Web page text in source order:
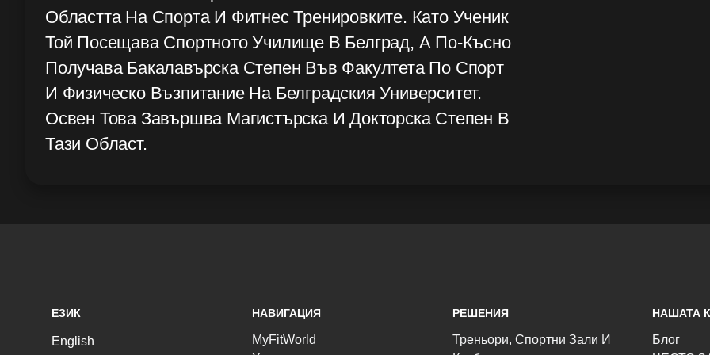
Областта На Спорта И Фитнес Тренировките. Като Ученик
Той Посещава Спортното Училище В Белград, А По-Късно
Получава Бакалавърска Степен Във Факултета По Спорт
И Физическо Възпитание На Белградския Университет.
Освен Това Завършва Магистърска И Докторска Степен В
Тази Област.
ЕЗИК
English
НАВИГАЦИЯ
MyFitWorld
РЕШЕНИЯ
Треньори, Спортни Зали И
НАШАТА
Блог